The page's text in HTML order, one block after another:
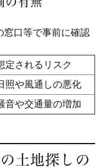
窓口等で事前に確認
定されるリスク
照や風通しの悪化
音や交通量の増加
土地探しの